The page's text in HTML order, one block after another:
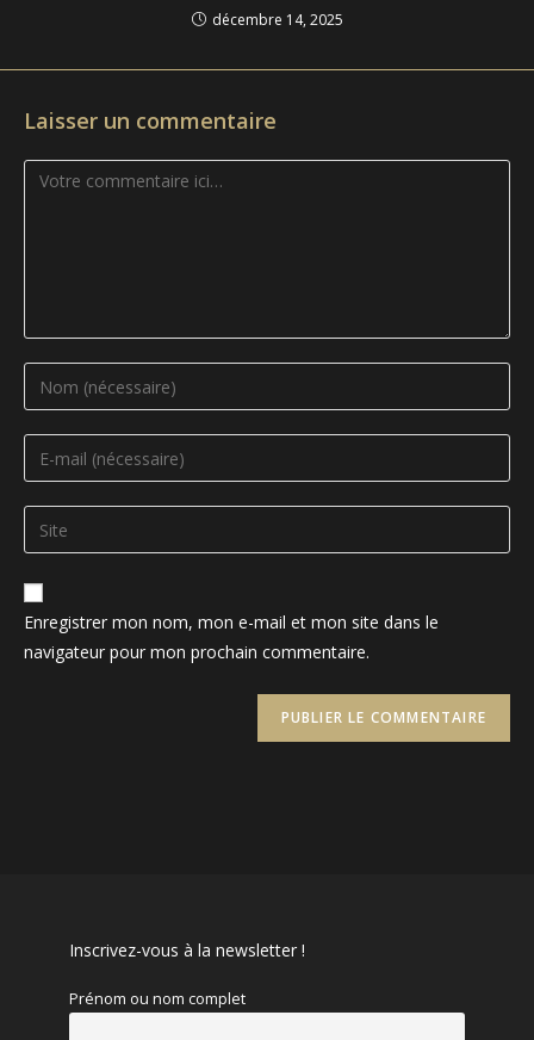
décembre 14, 2025
Laisser un commentaire
Comment
Enter
your
name
comment
Enter
your
email
address
comment
Saisir
l’URL
de
votre
(facultatif)
Enregistrer mon nom, mon e-mail et mon site dans le
navigateur pour mon prochain commentaire.
Inscrivez-vous à la newsletter !
Prénom ou nom complet